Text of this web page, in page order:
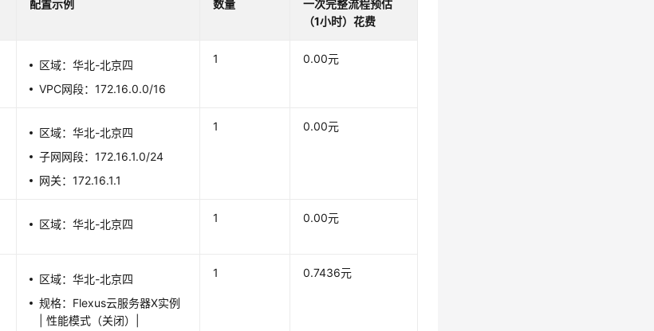
配置示例 数量
一次完整流程预估
（1小时）花费
区域：华北-北京四
VPC网段：172.16.0.0/16
1 0.00元
区域：华北-北京四
子网网段：172.16.1.0/24
网关：172.16.1.1
1 0.00元
区域：华北-北京四 1 0.00元
区域：华北-北京四
规格：Flexus云服务器X实例
| 性能模式（关闭）|
1 0.7436元